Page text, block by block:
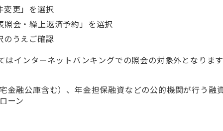
変更」を選択
照会・繰上返済予約」を選択
のうえご確認
インターネットバンキングでの照会の対象外となりま
金融公庫含む）、年金担保融資などの公的機関が行う融
ーン